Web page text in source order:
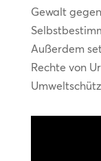
Gewalt
Außerdem
Rechte von